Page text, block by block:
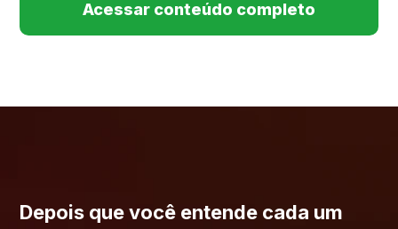
Acessar conteúdo completo
Depois que você entende cada um